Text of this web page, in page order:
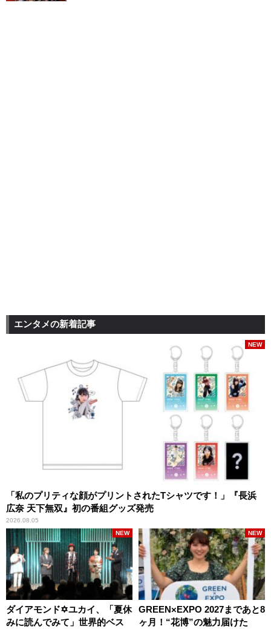
エンタメの新着記事
「私のプリティな顔がプリントされたTシャツです！」『長浜
広奈 天下無双』初の番組グッズ発売
2026.08.05
NEW
ダイアモンド✡ユカイ、「夏休
みに読んでみて」世界的ベス
NEW
GREEN×EXPO 2027まであと8
ヶ月！“花博”の魅力届けた
NEW